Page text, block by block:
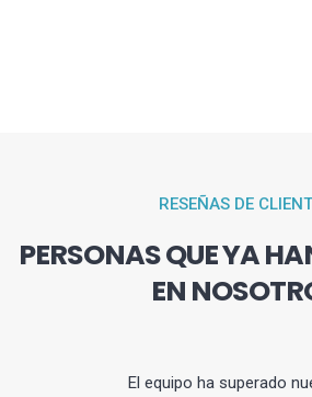
RESEÑAS DE
PERSONAS QUE YA
EN
El equipo ha superado